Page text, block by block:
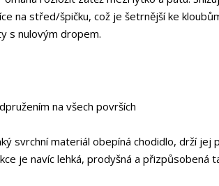
na střed/špičku, což je šetrnější ke
s nulovým dropem.
na všech površích
svrchní materiál obepíná chodidlo, drží jej
je navíc lehká, prodyšná a přizpůsobená